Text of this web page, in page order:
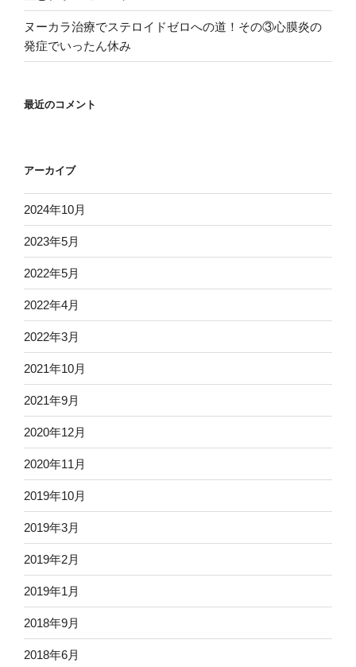
ヌーカラ治療でステロイドゼロへの道！その③心膜炎の
発症でいったん休み
最近のコメント
アーカイブ
2024年10月
2023年5月
2022年5月
2022年4月
2022年3月
2021年10月
2021年9月
2020年12月
2020年11月
2019年10月
2019年3月
2019年2月
2019年1月
2018年9月
2018年6月